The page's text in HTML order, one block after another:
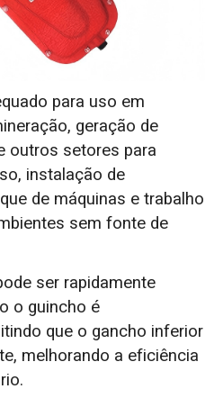
para uso em
geração de
outros setores para
instalação de
de máquinas e trabalho
sem fonte de
ser rapidamente
o guincho é
que o gancho inferior
melhorando a eficiência